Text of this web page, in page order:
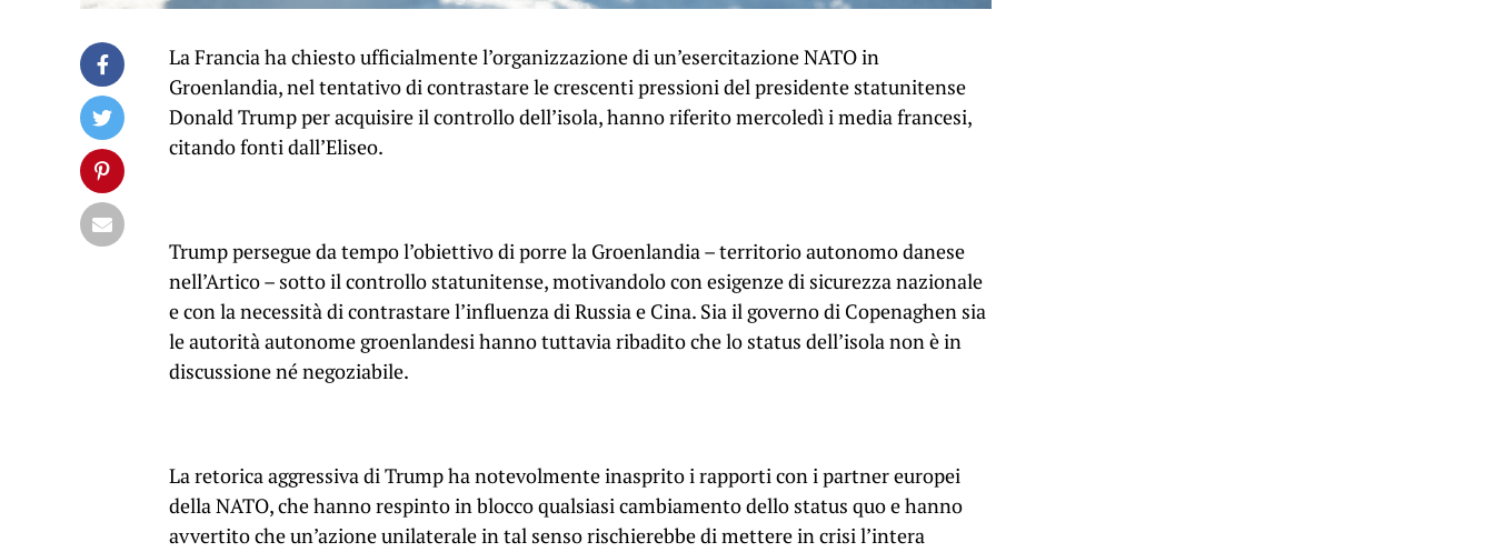
La Francia ha chiesto ufficialmente l’organizzazione di un’esercitazione NATO in
Groenlandia, nel tentativo di contrastare le crescenti pressioni del presidente statunitense
Donald Trump per acquisire il controllo dell’isola, hanno riferito mercoledì i media francesi,
citando fonti dall’Eliseo.
Trump persegue da tempo l’obiettivo di porre la Groenlandia – territorio autonomo danese
nell’Artico – sotto il controllo statunitense, motivandolo con esigenze di sicurezza nazionale
e con la necessità di contrastare l’influenza di Russia e Cina. Sia il governo di Copenaghen sia
le autorità autonome groenlandesi hanno tuttavia ribadito che lo status dell’isola non è in
discussione né negoziabile.
La retorica aggressiva di Trump ha notevolmente inasprito i rapporti con i partner europei
della NATO, che hanno respinto in blocco qualsiasi cambiamento dello status quo e hanno
avvertito che un’azione unilaterale in tal senso rischierebbe di mettere in crisi l’intera